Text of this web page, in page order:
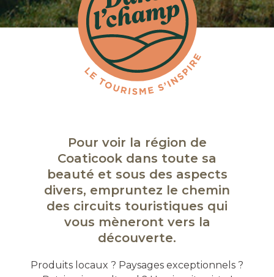
Pour voir la région de
Coaticook dans toute sa
beauté et sous des aspects
divers, empruntez le chemin
des circuits touristiques qui
vous mèneront vers la
découverte.
Produits locaux ? Paysages exceptionnels ?